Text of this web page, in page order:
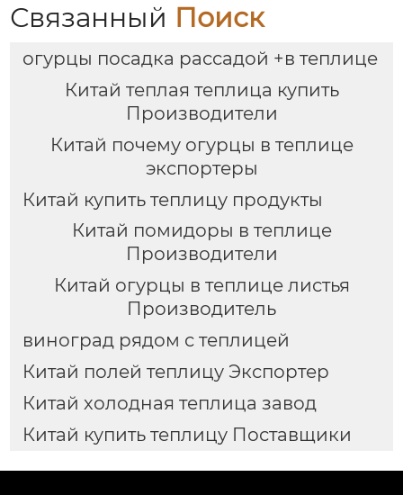
Связанный Поиск
огурцы посадка рассадой +в теплице
Китай теплая теплица купить
Производители
Китай почему огурцы в теплице
экспортеры
Китай купить теплицу продукты
Китай помидоры в теплице
Производители
Китай огурцы в теплице листья
Производитель
виноград рядом с теплицей
Китай полей теплицу Экспортер
Китай холодная теплица завод
Китай купить теплицу Поставщики